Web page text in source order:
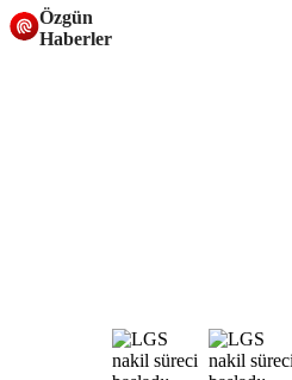
Özgün
Haberler